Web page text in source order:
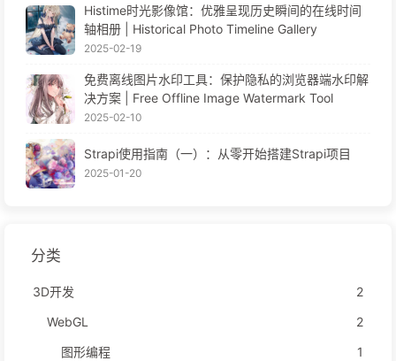
Histime时光影像馆：优雅呈现历史瞬间的在线时间
轴相册 | Historical Photo Timeline Gallery
2025-02-19
免费离线图片水印工具：保护隐私的浏览器端水印解
决方案 | Free Offline Image Watermark Tool
2025-02-10
Strapi使用指南（一）：从零开始搭建Strapi项目
2025-01-20
分类
3D开发
2
WebGL
2
图形编程
1